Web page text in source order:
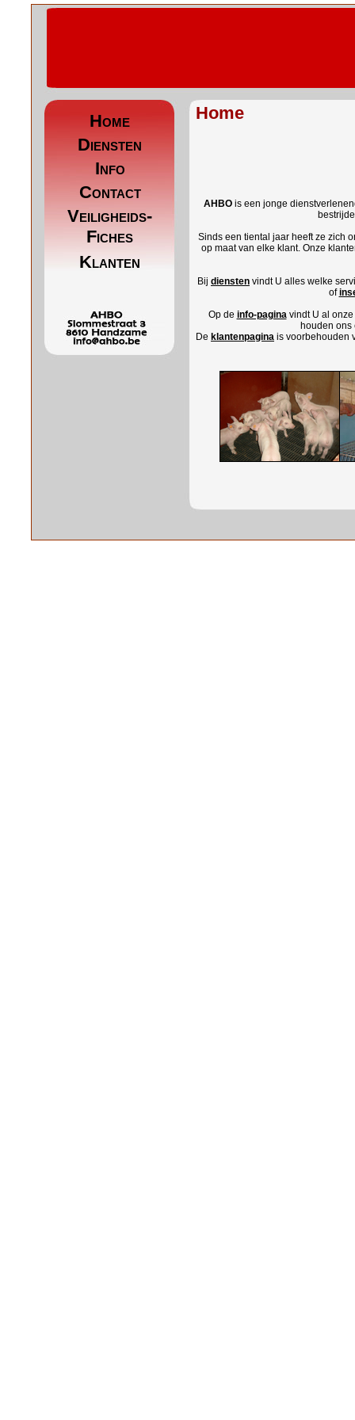
Home
Diensten
Info
Contact
Veiligheids-
Fiches
Klanten
Home
AHBOis een jonge
Sinds een tiental jaar heeft ze zich
op maat van elke klant. Onze
Bij diensten vindt U alles welke
of
Op de info-paginavindt U al
houden
De klantenpagina is voorbehouden